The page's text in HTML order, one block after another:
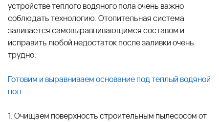
устройстве теплого водяного пола очень важно
соблюдать технологию. Отопительная система
заливается самовыравнивающимся составом и
исправить любой недостаток после заливки очень
трудно.
Готовим и выравниваем основание под теплый водяной
пол
1. Очищаем поверхность строительным пылесосом от